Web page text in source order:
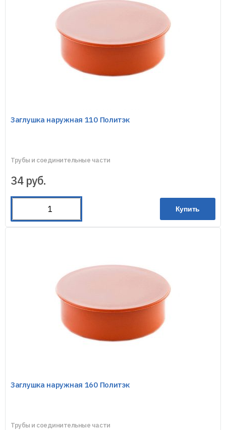
Заглушка наружная 110 Политэк
Трубы и соединительные части
34 руб.
Купить
Заглушка наружная 160 Политэк
Трубы и соединительные части